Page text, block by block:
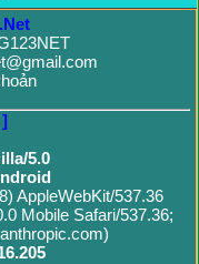
5.0
AppleWebKit/537.36
Mobile Safari/537.36;